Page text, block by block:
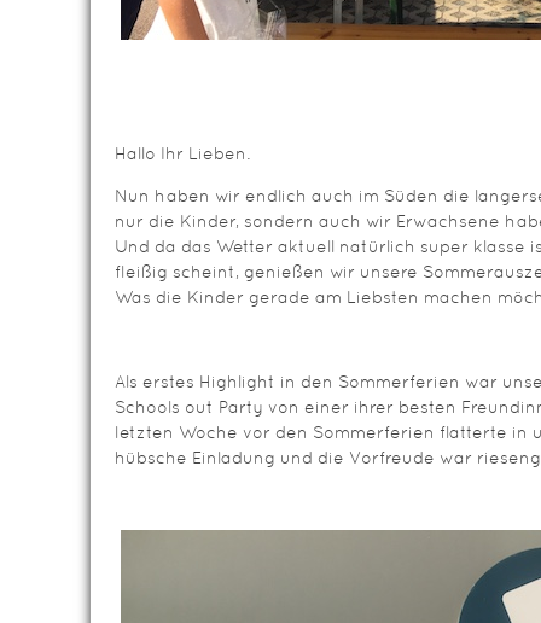
Hallo Ihr Lieben.
Nun haben wir endlich auch im Süden die
nur die Kinder, sondern auch wir Erwachsene
Und da das Wetter aktuell natürlich super klasse
fleißig scheint, genießen wir unsere
Was die Kinder gerade am Liebsten machen
Als erstes Highlight in den Sommerferien war
Schools out Party von einer ihrer besten
letzten Woche vor den Sommerferien flatterte in
hübsche Einladung und die Vorfreude war